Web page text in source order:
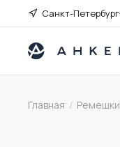
Санкт-Петербург
Главная /